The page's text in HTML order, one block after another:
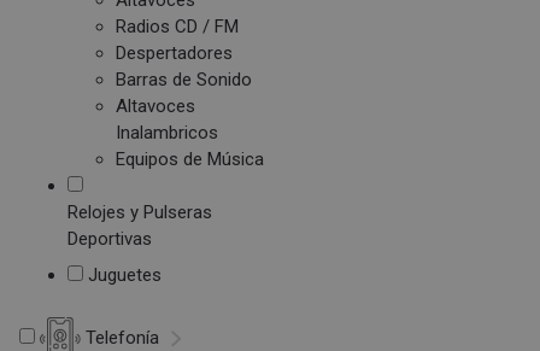
Radios CD / FM
Despertadores
Barras de Sonido
Altavoces
Inalambricos
Equipos de Música
Relojes y Pulseras
Deportivas
Juguetes
Telefonía